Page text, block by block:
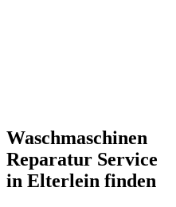
Waschmaschinen
Reparatur Service
in Elterlein finden